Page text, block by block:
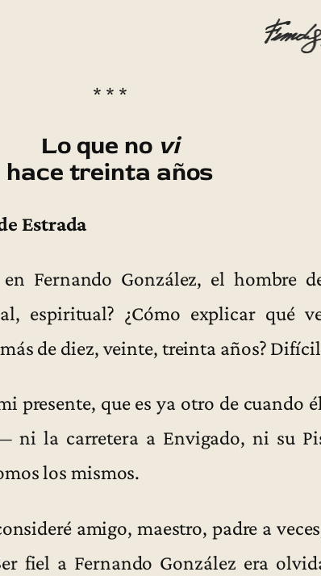
* * *
Lo que no vi
hace treinta años
Estrada
en Fernando González, el hombre
espiritual? ¿Cómo explicar qué
de diez, veinte, treinta años?
presente, que es ya otro de cuando
ni la carretera a Envigado, ni su
los mismos.
amigo, maestro, padre a
fiel a Fernando González era